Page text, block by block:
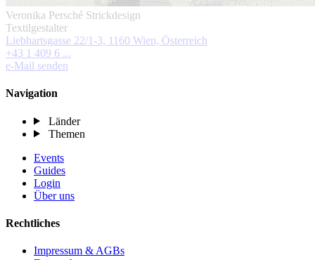
Veronika Persché Strickdesign
Textilgestalter
Liebhartsgasse 22/1-3, 1160 Wien, Österreich
+43 1 409 6 ...
e-Mail senden
Navigation
Länder
Themen
Events
Guides
Login
Über uns
Rechtliches
Impressum & AGBs